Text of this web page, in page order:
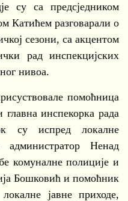
су са предсједником
Катићем разговарали о
сезони, са акцентом
рад инспекцијских
нивоа.
помоћница
инспекорка рада
су испред локалне
администратор Ненад
комуналне полиције и
Бошковић и помоћник
јавне приходе,